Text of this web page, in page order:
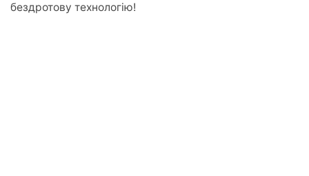
бездротову технологію!